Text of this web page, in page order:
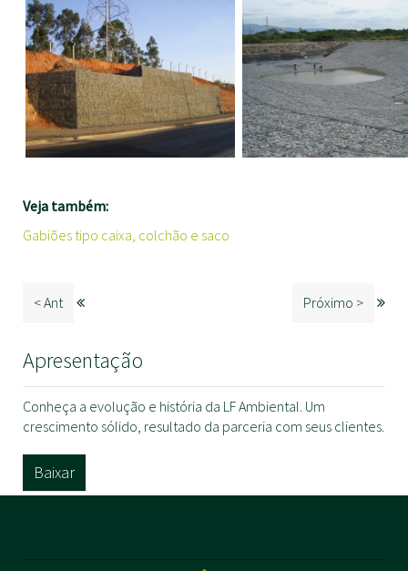
Veja também:
Gabiões tipo caixa, colchão e saco
< Ant Próximo >
Apresentação
Conheça a evolução e história da LF Ambiental. Um
crescimento sólido, resultado da parceria com seus clientes.
Baixar